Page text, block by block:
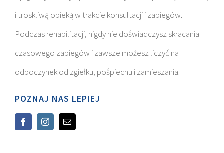
i troskliwą opieką w trakcie konsultacji i zabiegów.
Podczas rehabilitacji, nigdy nie doświadczysz skracania
czasowego zabiegów i zawsze możesz liczyć na
odpoczynek od zgiełku, pośpiechu i zamieszania.
POZNAJ NAS LEPIEJ